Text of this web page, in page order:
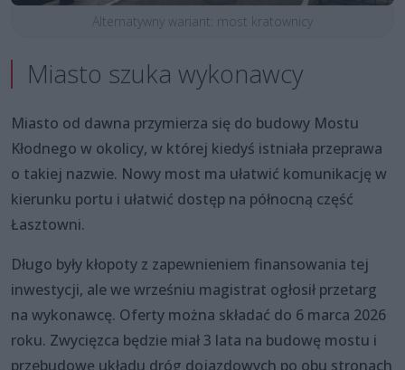
Alternatywny wariant: most kratownicy
Miasto szuka wykonawcy
Miasto od dawna przymierza się do budowy Mostu
Kłodnego w okolicy, w której kiedyś istniała przeprawa
o takiej nazwie. Nowy most ma ułatwić komunikację w
kierunku portu i ułatwić dostęp na północną część
Łasztowni.
Długo były kłopoty z zapewnieniem finansowania tej
inwestycji, ale we wrześniu magistrat ogłosił przetarg
na wykonawcę. Oferty można składać do 6 marca 2026
roku. Zwycięzca będzie miał 3 lata na budowę mostu i
przebudowę układu dróg dojazdowych po obu stronach